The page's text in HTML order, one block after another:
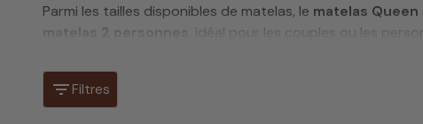
Parmi les tailles disponibles de matelas, le matelas Queen
matelas 2 personnes
, idéal pour les couples ou les
Cette taille spécifique de
, légèrement différente
complète propose plusieurs technologies pour répondre à
filter_list Filtres